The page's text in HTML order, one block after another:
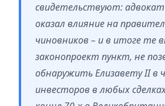
свидетельствуют:
оказал влияние на
чиновников – и в итоге те
законопроект пункт, не
обнаружить Елизавету II в
инвесторов в любых